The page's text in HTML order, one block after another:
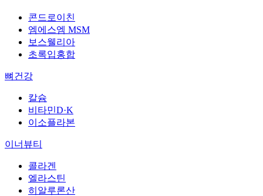
콘드로이친
엠에스엠 MSM
보스웰리아
초록입홍합
뼈건강
칼슘
비타민D·K
이소플라본
이너뷰티
콜라겐
엘라스틴
히알루론산